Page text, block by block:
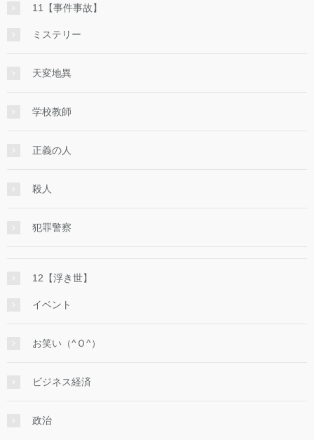
11【事件事故】
ミステリー
天変地異
学校教師
正義の人
殺人
犯罪警察
12【浮き世】
イベント
お笑い（^Ｏ^）
ビジネス経済
政治